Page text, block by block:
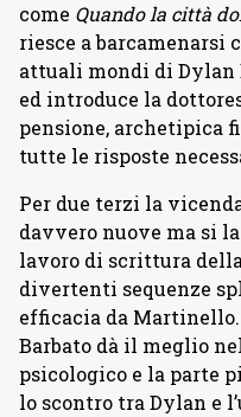
come Quando la città
riesce a barcamenarsi
attuali mondi di Dylan
ed introduce la
pensione, archetipica
tutte le risposte
Per due terzi la
davvero nuove ma si
lavoro di scrittura
divertenti sequenze
efficacia da Martinello.
Barbato dà il meglio
psicologico e la parte
lo scontro tra Dylan e